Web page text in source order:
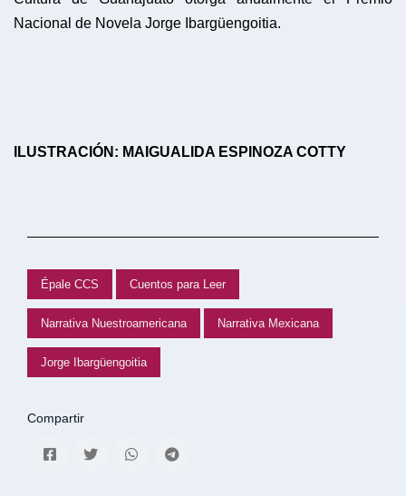
Nacional de Novela Jorge Ibargüengoitia.
ILUSTRACIÓN: MAIGUALIDA ESPINOZA COTTY
Épale CCS Cuentos para Leer
Narrativa Nuestroamericana Narrativa Mexicana
Jorge Ibargüengoitia
Compartir